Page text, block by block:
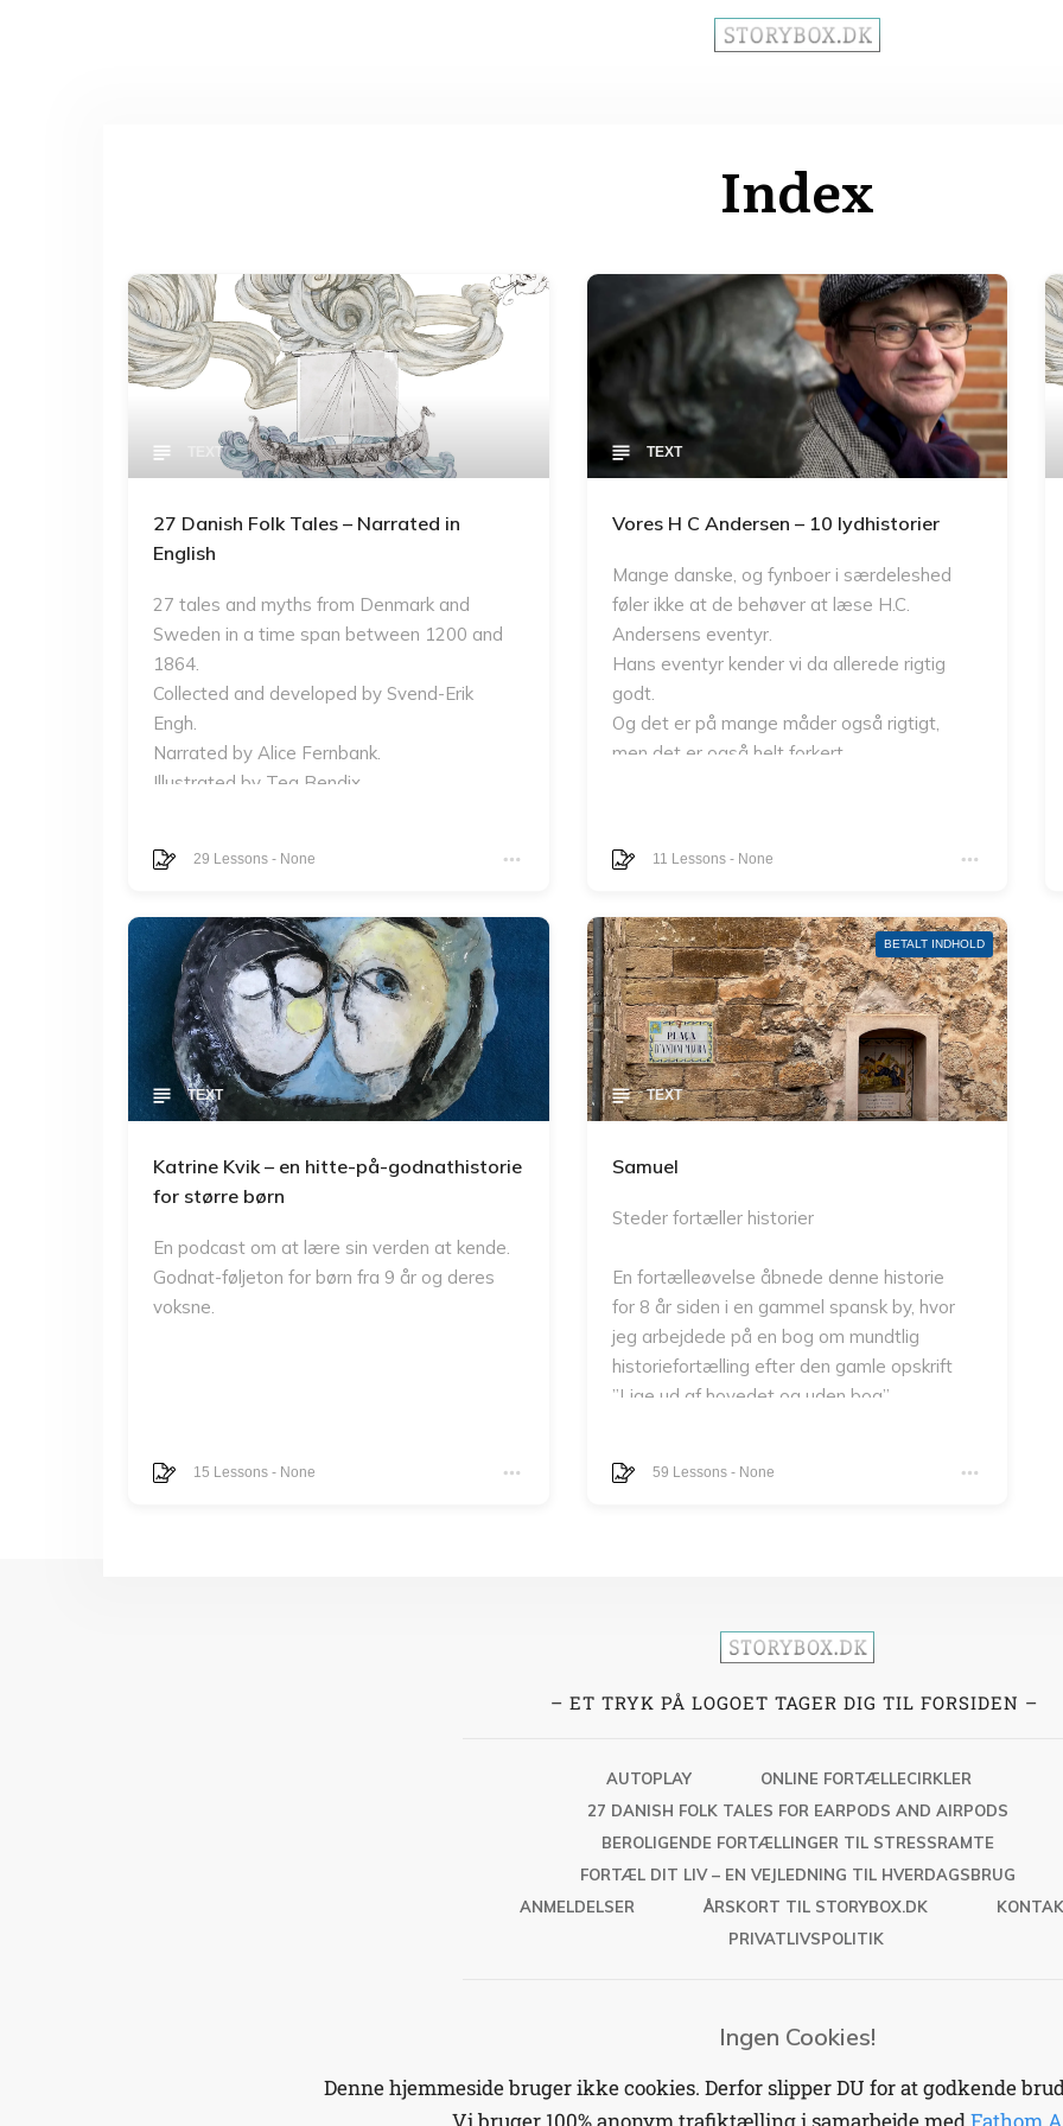
Index
TEXT
27 Danish Folk Tales – Narrated in
English
27 tales and myths from Denmark and
Sweden in a time span between 1200 and
1864.
Collected and developed by Svend-Erik
Engh.
Narrated by Alice Fernbank.
Illustrated by Tea Bendix.
29 Lessons - None
TEXT
Vores H C Andersen – 10 lydhistorier
Mange danske, og fynboer i særdeleshed
føler ikke at de behøver at læse H.C.
Andersens eventyr.
Hans eventyr kender vi da allerede rigtig
godt.
Og det er på mange måder også rigtigt,
men det er også helt forkert.
eventyrene, som vi kan læse og fryde os
Jeg fortæller de kendte og elskede
H.C.Andersen eventyr mundtligt for at friste
dig til at læse dem nok en gang.
Jeg fortæller dem ikke helt som de står i de
flotte bøger, men sådan som de har lejret
sig inde i min erindring.
af min egen barnlige fantasi og
11 Lessons - None
TEXT
Katrine Kvik – en hitte-på-godnathistorie
for større børn
En podcast om at lære sin verden at kende.
Godnat-føljeton for børn fra 9 år og deres
voksne.
15 Lessons - None
BETALT INDHOLD
TEXT
Samuel
Steder fortæller historier
En fortælleøvelse åbnede denne historie
for 8 år siden i en gammel spansk by, hvor
jeg arbejdede på en bog om mundtlig
historiefortælling efter den gamle opskrift
”Lige ud af hovedet og uden bog”.
og til mange steder i byen, hvor historiens
mennesker – også i den gamle, smukke by.
En drøm om at fortælle historien i sin fulde
fik lært både at sætte lyd og lys, passe
knapper og fortælle historien ”lige ud af
hovedet og uden bog”
Takket være vedvarende opmuntring fra
min og kollega Carsten Legaard kan
Fremover vil jeg også fortælle episoder fra
denne lydroman som levende mundtlig
59 Lessons - None
– ET TRYK PÅ LOGOET TAGER DIG TIL FORSIDEN –
AUTOPLAY
ONLINE FORTÆLLECIRKLER
27 DANISH FOLK TALES FOR EARPODS AND AIRPODS
BEROLIGENDE FORTÆLLINGER TIL STRESSRAMTE
FORTÆL DIT LIV – EN VEJLEDNING TIL HVERDAGSBRUG
ANMELDELSER
ÅRSKORT TIL STORYBOX.DK
PRIVATLIVSPOLITIK
Ingen Cookies!
Denne hjemmeside bruger ikke cookies. Derfor slipper DU for at godkende